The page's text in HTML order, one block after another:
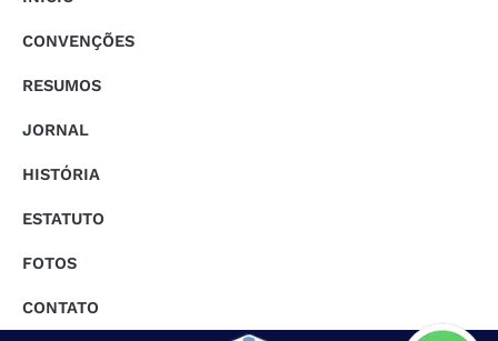
CONVENÇÕES
RESUMOS
JORNAL
HISTÓRIA
ESTATUTO
FOTOS
CONTATO